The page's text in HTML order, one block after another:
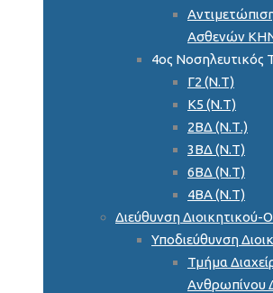
Ασθενών
4ος Νοσηλευτικός
Γ2 (Ν.Τ)
Κ5 (Ν.Τ)
2ΒΔ (Ν.Τ.)
3ΒΔ (Ν.Τ)
6ΒΔ (Ν.Τ)
4ΒΑ (Ν.Τ)
Διεύθυνση Διοικητικού-
Υποδιεύθυνση
Τμήμα
Ανθρωπίνου